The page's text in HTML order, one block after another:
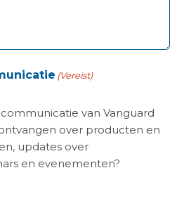
(Vereist)
van Vanguard
over producten en
updates over
en evenementen?